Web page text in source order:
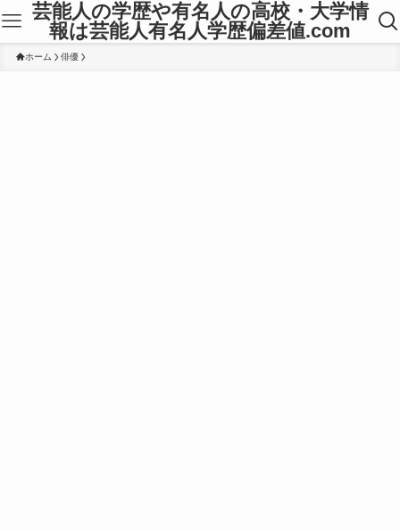
芸能人の学歴や有名人の高校・大学情
報は芸能人有名人学歴偏差値.com
ホーム 俳優